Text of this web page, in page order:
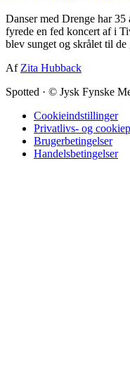
Danser med Drenge har
fyrede en fed koncert af i
blev sunget og skrålet til de
Af Zita Hubback
Spotted · © Jysk Fynske
Cookieindstillinger
Privatlivs- og
Brugerbetingelser
Handelsbetingelser